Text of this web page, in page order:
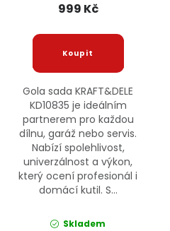
999 Kč
Gola sada KRAFT&DELE
KD10835 je ideálním
partnerem pro každou
dílnu, garáž nebo servis.
Nabízí spolehlivost,
univerzálnost a výkon,
který ocení profesionál i
domácí kutil. S...
Skladem